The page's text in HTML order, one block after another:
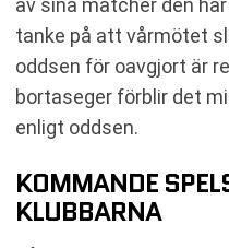
tanke på att vårmötet
oddsen för oavgjort är
bortaseger förblir det
enligt oddsen.
KOMMANDE
KLUBBARNA